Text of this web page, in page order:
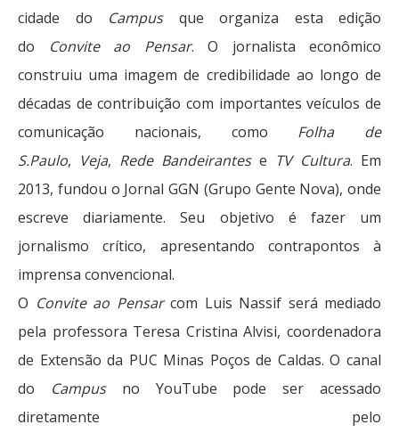
cidade do Campusque organiza esta edição
do
Convite ao Pensar. O jornalista econômico
construiu uma imagem de credibilidade ao longo de
décadas de contribuição com importantes veículos de
comunicação nacionais, como Folha de
S.Paulo, Veja, Rede Bandeirantese TV Cultura. Em
2013, fundou o Jornal GGN (Grupo Gente Nova), onde
escreve diariamente. Seu objetivo é fazer um
jornalismo crítico, apresentando contrapontos à
imprensa convencional.
O Convite ao Pensarcom Luis Nassif será mediado
pela professora Teresa Cristina Alvisi, coordenadora
de Extensão da PUC Minas Poços de Caldas. O canal
do Campusno YouTube pode ser acessado
diretamente pelo